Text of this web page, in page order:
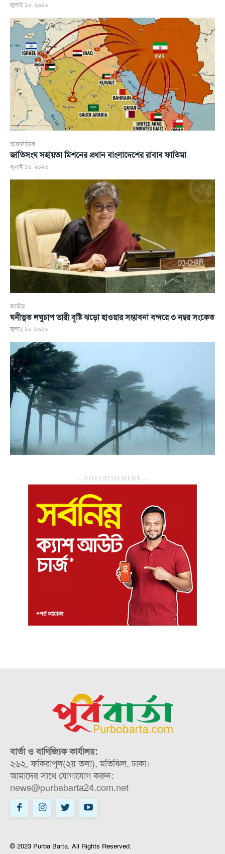
জুলাই ১৬, ২০২৬
আন্তর্জাতিক
জাতিসংঘ সহায়তা মিশনের প্রধান বাংলাদেশের রাবাব ফাতিমা
জুলাই ১৬, ২০২৬
জাতীয়
ঘনীভূত লঘুচাপ ভারী বৃষ্টি ঝড়ো হাওয়ার সম্ভাবনা বন্দরে ৩ নম্বর সংকেত
জুলাই ১৬, ২০২৬
― ADVERTISEMENT ―
বার্তা ও বাণিজ্যিক কার্যালয়:
২৬২, ফকিরাপুল(২য় তলা), মতিঝিল, ঢাকা।
আমাদের সাথে যোগাযোগ করুন:
news@purbabarta24.com.net
© 2023 Purba Barta. All Rights Reserved.